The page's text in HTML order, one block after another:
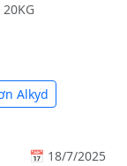
Alkyd
📅 18/7/2025